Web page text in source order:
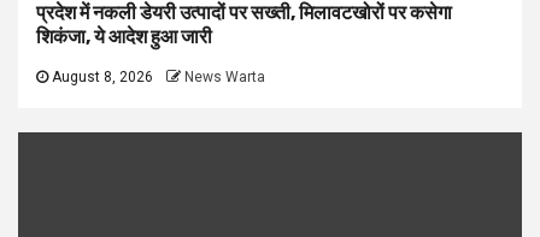
प्रदेश में नकली डेयरी उत्पादों पर सख्ती, मिलावटखोरों पर कसेगा
शिकंजा, ये आदेश हुआ जारी
August 8, 2026 News Warta